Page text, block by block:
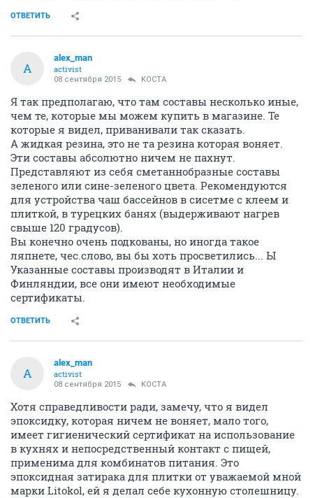
ОТВЕТИТЬ
A
alex_man
activist
08 сентября 2015 KOCTA
Я так предполагаю, что там составы несколько иные,
чем те, которые мы можем купить в магазине. Те
которые я видел, приванивали так сказать.
А жидкая резина, это не та резина которая воняет.
Эти составы абсолютно ничем не пахнут.
Представляют из себя сметаннобразные составы
зеленого или сине-зеленого цвета. Рекомендуются
для устройства чаш бассейнов в сисетме с клеем и
плиткой, в турецких банях (выдерживают нагрев
свыше 120 градусов).
Вы конечно очень подкованы, но иногда такое
ляпнете, чес.слово, вы бы хоть просветились... Ы
Указанные составы производят в Италии и
Финляндии, все они имеют необходимые
сертификаты.
ОТВЕТИТЬ
A
alex_man
activist
08 сентября 2015 KOCTA
Хотя справедливости ради, замечу, что я видел
эпоксидку, которая ничем не воняет, мало того,
имеет гигиенический сертификат на использование
в кухнях и непосредственный контакт с пищей,
применима для комбинатов питания. Это
эпоксидная затирака для плитки от уважаемой мной
марки Litokol, ей я делал себе кухонную столешницу.